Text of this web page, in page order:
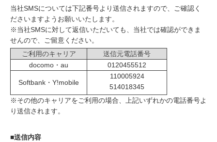
当社SMSについては下記番号より送信されますので、ご確認く
ださいますようお願いいたします。
※当社SMSに対して返信いただいても、当社では確認ができま
せんので、ご留意ください。
ご利用のキャリア
送信元電話番号
docomo・au
0120455512
Softbank・Y!mobile
110005924
514018345
※その他のキャリアをご利用の場合、上記いずれかの電話番号よ
り送信されます。
■送信内容